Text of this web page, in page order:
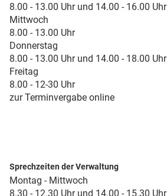
8.00 - 13.00 Uhr und 14.00 - 16.00 Uhr
Mittwoch
8.00 - 13.00 Uhr
Donnerstag
8.00 - 13.00 Uhr und 14.00 - 18.00 Uhr
Freitag
8.00 - 12-30 Uhr
zur Terminvergabe online
Sprechzeiten der Verwaltung
Montag - Mittwoch
8.30 - 12.30 Uhr und 14.00 - 15.30 Uhr